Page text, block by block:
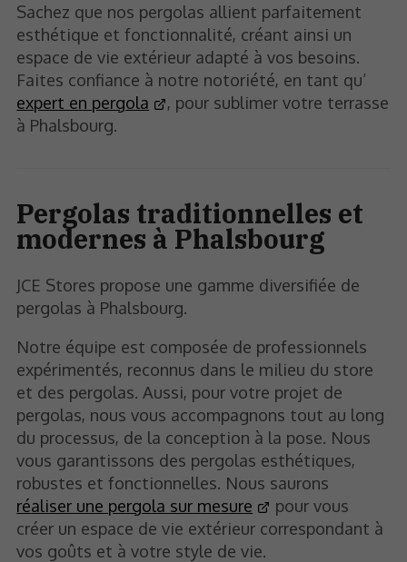
Sachez que nos pergolas allient parfaitement
esthétique et fonctionnalité, créant ainsi un
espace de vie extérieur adapté à vos besoins.
Faites confiance à notre notoriété, en tant qu’
expert en pergola
, pour sublimer votre terrasse
à Phalsbourg.
Pergolas traditionnelles et
modernes à Phalsbourg
JCE Stores propose une gamme diversifiée de
pergolas à Phalsbourg.
Notre équipe est composée de professionnels
expérimentés, reconnus dans le milieu du store
et des pergolas. Aussi, pour votre projet de
pergolas, nous vous accompagnons tout au long
du processus, de la conception à la pose. Nous
vous garantissons des pergolas esthétiques,
robustes et fonctionnelles. Nous saurons
réaliser une pergola sur mesure
pour vous
créer un espace de vie extérieur correspondant à
vos goûts et à votre style de vie.